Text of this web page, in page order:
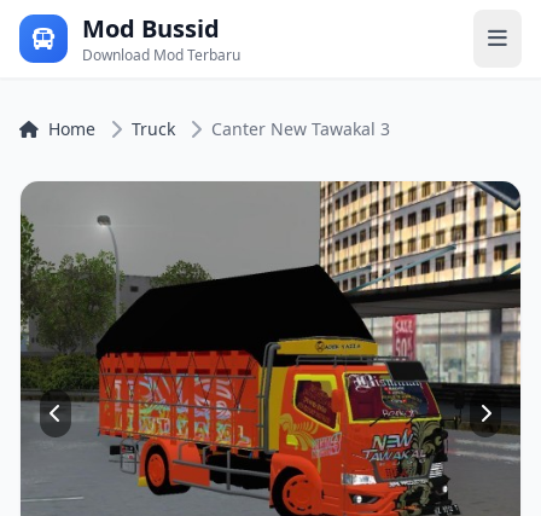
Mod Bussid
Download Mod Terbaru
Home Truck Canter New Tawakal 3